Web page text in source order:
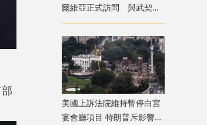
爾維亞正式訪問 與武契奇
會面
美國上訴法院維持暫停白宮
宴會廳項目 特朗普斥影響國